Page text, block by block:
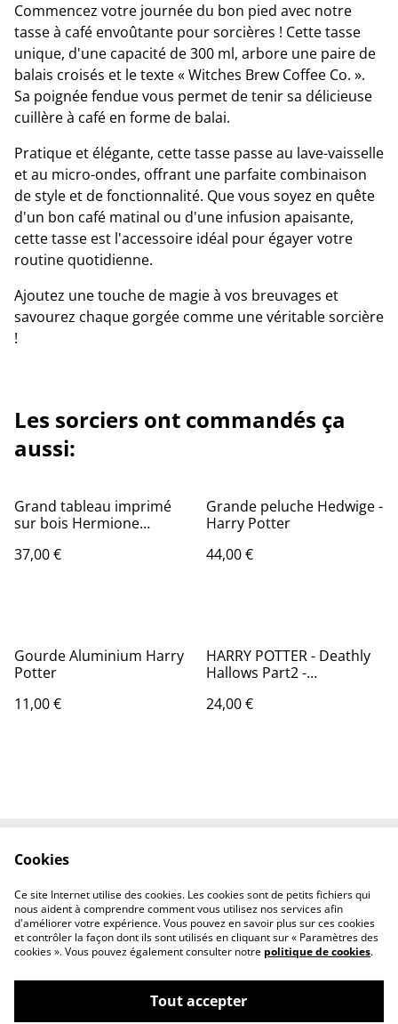
Commencez votre journée du bon pied avec notre
tasse à café envoûtante pour sorcières ! Cette tasse
unique, d'une capacité de 300 ml, arbore une paire de
balais croisés et le texte « Witches Brew Coffee Co. ».
Sa poignée fendue vous permet de tenir sa délicieuse
cuillère à café en forme de balai.
Pratique et élégante, cette tasse passe au lave-vaisselle
et au micro-ondes, offrant une parfaite combinaison
de style et de fonctionnalité. Que vous soyez en quête
d'un bon café matinal ou d'une infusion apaisante,
cette tasse est l'accessoire idéal pour égayer votre
routine quotidienne.
Ajoutez une touche de magie à vos breuvages et
savourez chaque gorgée comme une véritable sorcière
!
Les sorciers ont commandés ça
aussi:
Grand tableau imprimé
sur bois Hermione
37,00 €
Grande peluche Hedwige -
Harry Potter
44,00 €
Gourde Aluminium Harry
Potter
11,00 €
HARRY POTTER - Deathly
Hallows Part2 -
30x40 cm
24,00 €
Privacy Policy
Cookie Policy
Conditions générales
Cookies
Ce site Internet utilise des cookies. Les cookies sont de petits fichiers qui
nous aident à comprendre comment vous utilisez nos services afin
d'améliorer votre expérience. Vous pouvez en savoir plus sur ces cookies
et contrôler la façon dont ils sont utilisés en cliquant sur « Paramètres des
cookies ». Vous pouvez également consulter notre politique de cookies.
Tout accepter